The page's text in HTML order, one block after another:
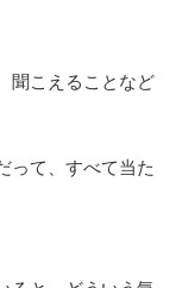
聞こえることなど
って、すべて当た